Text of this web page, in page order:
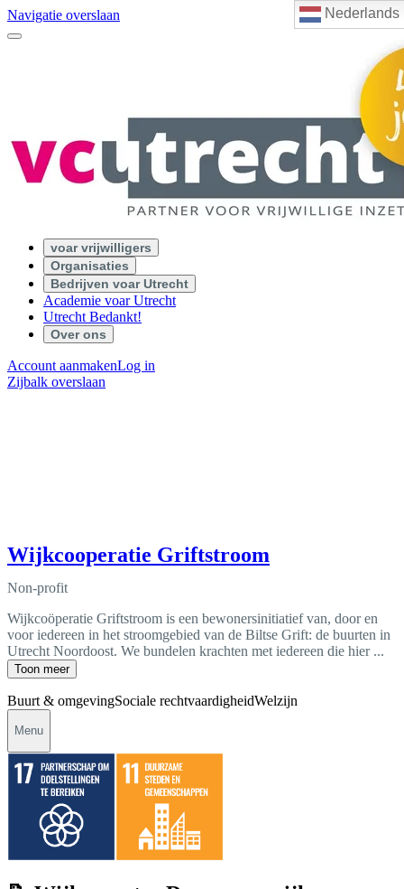
Nederlands
Navigatie overslaan
voar vrijwilligers
Organisaties
Bedrijven voar Utrecht
Academie voar Utrecht
Utrecht Bedankt!
Over ons
Account aanmakenLog in
Zijbalk overslaan
Wijkcooperatie Griftstroom
Non-profit
Wijkcoöperatie Griftstroom is een bewonersinitiatief van, door en
voor iedereen in het stroomgebied van de Biltse Grift: de buurten in
Utrecht Noordoost. We bundelen krachten met iedereen die hier ...
Toon meer
Buurt & omgevingSociale rechtvaardigheidWelzijn
Menu